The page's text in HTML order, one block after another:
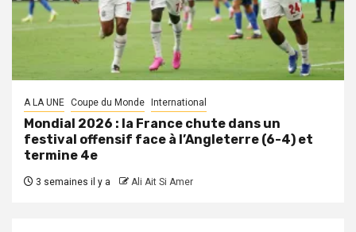
A LA UNE Coupe du Monde International
Mondial 2026 : la France chute dans un
festival offensif face à l’Angleterre (6-4) et
termine 4e
3 semaines il y a Ali Ait Si Amer